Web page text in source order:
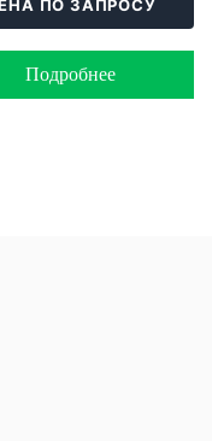
ПО ЗАПРОСУ
Подробнее